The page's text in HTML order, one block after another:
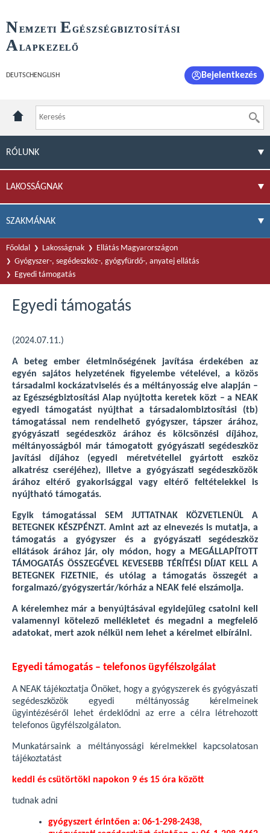
NEMZETI E GÉSZSÉGBIZTOSÍTÁSI
ALAPKEZELŐ
DEUTSCH ENGLISH Bejelentkezés
RÓLUNK
LAKOSSÁGNAK
SZAKMÁNAK
Főoldal Lakosságnak
Ellátás Magyarországon
Gyógyszer-, segédeszköz-, gyógyfürdő-, anyatej ellátás
Egyedi támogatás
Egyedi támogatás
(2024.07.11.)
A beteg ember életminőségének javítása érdekében az
egyén sajátos helyzetének figyelembe vételével, a közös
társadalmi kockázatviselés és a méltányosság elve alapján –
az Egészségbiztosítási Alap nyújtotta keretek közt – a NEAK
egyedi támogatást nyújthat a társadalombiztosítási (tb)
támogatással nem rendelhető gyógyszer, tápszer árához,
gyógyászati segédeszköz árához és kölcsönzési díjához,
méltányosságból már támogatott gyógyászati segédeszköz
javítási díjához (egyedi méretvétellel gyártott eszköz
alkatrész cseréjéhez), illetve a gyógyászati segédeszközök
árához eltérő gyakorisággal vagy eltérő feltételekkel is
nyújtható támogatás.
Egyik támogatással SEM JUTTATNAK KÖZVETLENÜL A
BETEGNEK KÉSZPÉNZT. Amint azt az elnevezés is mutatja, a
támogatás a gyógyszer és a gyógyászati segédeszköz
ellátások árához jár, oly módon, hogy a MEGÁLLAPÍTOTT
TÁMOGATÁS ÖSSZEGÉVEL KEVESEBB TÉRÍTÉSI DÍJAT KELL A
BETEGNEK FIZETNIE, és utólag a támogatás összegét a
forgalmazó/gyógyszertár/kórház a NEAK felé elszámolja.
A kérelemhez már a benyújtásával egyidejűleg csatolni kell
valamennyi kötelező mellékletet és megadni a megfelelő
adatokat, mert azok nélkül nem lehet a kérelmet elbírálni.
Egyedi támogatás – telefonos ügyfélszolgálat
A NEAK tájékoztatja Önöket, hogy a gyógyszerek és gyógyászati
segédeszközök egyedi méltányosság kérelmeinek
ügyintézéséről lehet érdeklődni az erre a célra létrehozott
telefonos ügyfélszolgálaton.
Munkatársaink a méltányossági kérelmekkel kapcsolatosan
tájékoztatást
keddi és csütörtöki napokon 9 és 15 óra között
tudnak adni
gyógyszert érintően a: 06-1-298-2438,